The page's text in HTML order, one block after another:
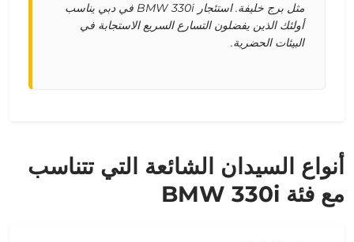
مثل برج خليفة. استئجار BMW 330i في دبي يناسب
أولئك الذين يفضلون التسارع السريع الاستجابة في
البيئات الحضرية.
أنواع السيدان الشائعة التي تتناسب
مع فئة BMW 330i